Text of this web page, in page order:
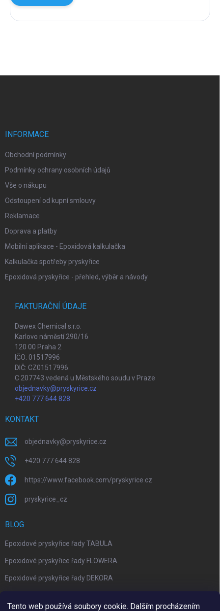
Tento web používá soubory cookie. Dalším procházením
INFORMACE
Obchodní podmínky
Podmínky ochrany osobních údajů
Vše o nákupu
Odstoupení od kupní smlouvy
Reklamace
Doprava a platby
Mobilní aplikace - Epoxidová kalkulačka
Kalkulačka spotřeby pryskyřice
Epoxidová pryskyřice - přehled, výběr a návody
FAKTURAČNÍ ÚDAJE
Dawex Chemical s.r.o.
Karlovo náměstí 290/16
120 00 Praha 2
IČO: 01517996
DIČ: CZ01517996
C 207743 vedená u Městského soudu v Praze
objednavky@pryskyrice.cz
+420 777 644 828
KONTAKT
objednavky@pryskyrice.cz
+420 777 644 828
https://www.facebook.com/pryskyrice.cz
pryskyrice_cz
BLOG
Epoxidové pryskyřice řady TABULA
Epoxidové pryskyřice řady FLOWERA
Epoxidové pryskyřice řady DEKORA